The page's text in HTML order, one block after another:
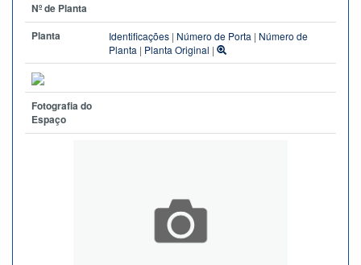
Nº de Planta
Planta
Identificações | Número de Porta | Número de
Planta | Planta Original |
Fotografia do
Espaço